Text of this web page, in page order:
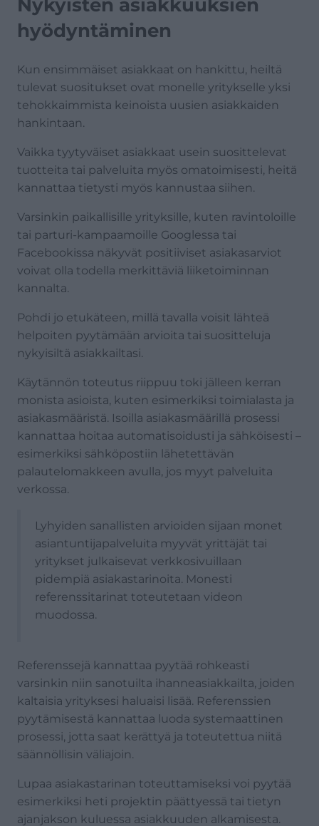
Nykyisten asiakkuuksien
hyödyntäminen
Kun ensimmäiset asiakkaat on hankittu, heiltä
tulevat suositukset ovat monelle yritykselle yksi
tehokkaimmista keinoista uusien asiakkaiden
hankintaan.
Vaikka tyytyväiset asiakkaat usein suosittelevat
tuotteita tai palveluita myös omatoimisesti, heitä
kannattaa tietysti myös kannustaa siihen.
Varsinkin paikallisille yrityksille, kuten ravintoloille
tai parturi-kampaamoille Googlessa tai
Facebookissa näkyvät positiiviset asiakasarviot
voivat olla todella merkittäviä liiketoiminnan
kannalta.
Pohdi jo etukäteen, millä tavalla voisit lähteä
helpoiten pyytämään arvioita tai suositteluja
nykyisiltä asiakkailtasi.
Käytännön toteutus riippuu toki jälleen kerran
monista asioista, kuten esimerkiksi toimialasta ja
asiakasmääristä. Isoilla asiakasmäärillä prosessi
kannattaa hoitaa automatisoidusti ja sähköisesti –
esimerkiksi sähköpostiin lähetettävän
palautelomakkeen avulla, jos myyt palveluita
verkossa.
Lyhyiden sanallisten arvioiden sijaan monet
asiantuntijapalveluita myyvät yrittäjät tai
yritykset julkaisevat verkkosivuillaan
pidempiä asiakastarinoita. Monesti
referenssitarinat toteutetaan videon
muodossa.
Referenssejä kannattaa pyytää rohkeasti
varsinkin niin sanotuilta ihanneasiakkailta, joiden
kaltaisia yrityksesi haluaisi lisää. Referenssien
pyytämisestä kannattaa luoda systemaattinen
prosessi, jotta saat kerättyä ja toteutettua niitä
säännöllisin väliajoin.
Lupaa asiakastarinan toteuttamiseksi voi pyytää
esimerkiksi heti projektin päättyessä tai tietyn
ajanjakson kuluessa asiakkuuden alkamisesta.